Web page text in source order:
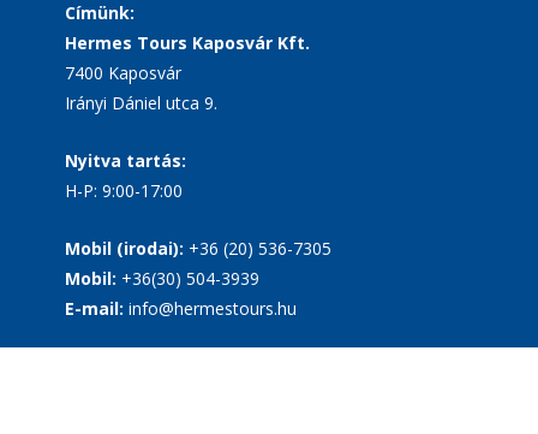
Címünk:
Hermes Tours Kaposvár Kft.
7400 Kaposvár
Irányi Dániel utca 9.
Nyitva tartás:
H-P: 9:00-17:00
Mobil (irodai): +36 (20) 536-7305
Mobil: +36(30) 504-3939
E-mail: info@hermestours.hu